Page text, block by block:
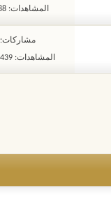
المشاهدات: 144,788
مشاركات: 9,574
المشاهدات: 1,051,439